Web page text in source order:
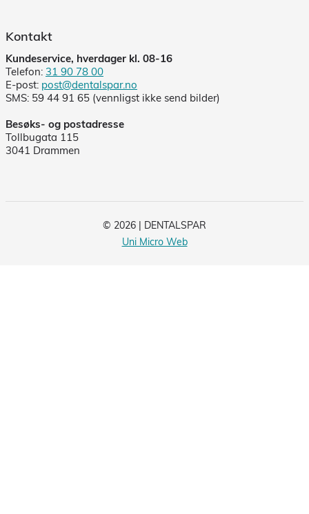
Kontakt
Kundeservice, hverdager kl. 08-16
Telefon: 31 90 78 00
E-post: post@dentalspar.no
SMS: 59 44 91 65 (vennligst ikke send bilder)
Besøks- og postadresse
Tollbugata 115
3041 Drammen
© 2026 | DENTALSPAR
Uni Micro Web